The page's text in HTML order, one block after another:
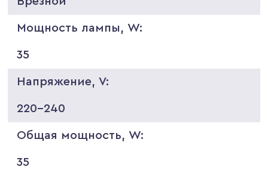
Мощность лампы, W:
35
Напряжение, V:
220-240
Общая мощность, W:
35